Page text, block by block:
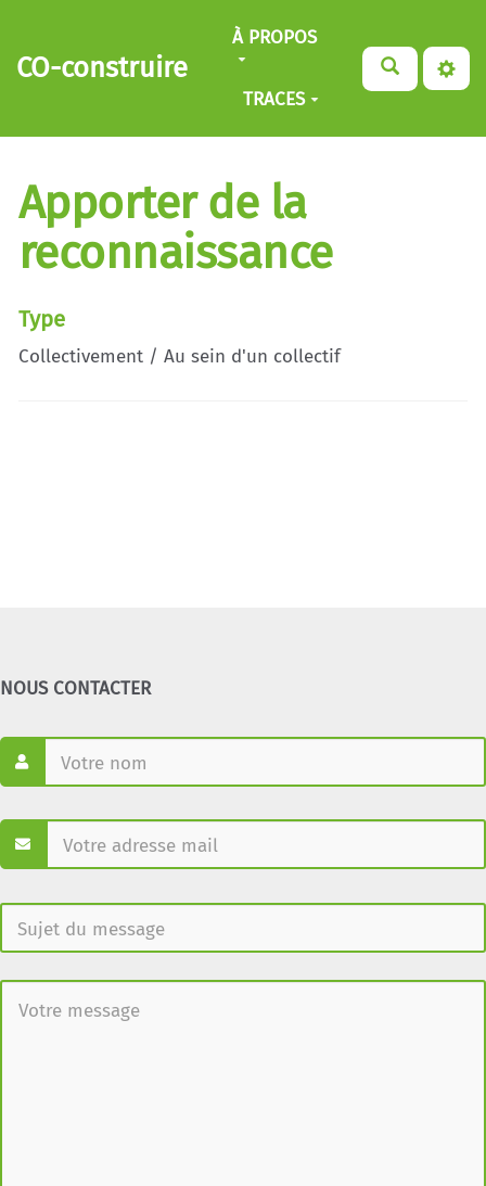
Aller au contenu principal
CO-construire
À PROPOS
TRACES
Apporter de la
reconnaissance
Type
Collectivement / Au sein d'un collectif
NOUS CONTACTER